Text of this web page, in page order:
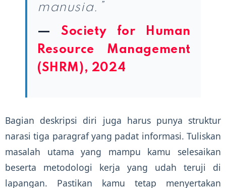
manusia.”
—Society for Human
Resource Management
(SHRM), 2024
Bagian deskripsi diri juga harus punya struktur
narasi tiga paragraf yang padat informasi. Tuliskan
masalah utama yang mampu kamu selesaikan
beserta metodologi kerja yang udah teruji di
lapangan. Pastikan kamu tetap menyertakan